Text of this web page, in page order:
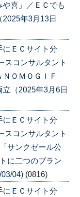
喜」／ＥＣでも
年3月13日
にＥＣサイト分
コンサルタント
ＯＭＯＧＩＦ
（2025年3月6日
にＥＣサイト分
コンサルタント
サンクゼール公
に二つのブラン
04) (0816)
にＥＣサイト分